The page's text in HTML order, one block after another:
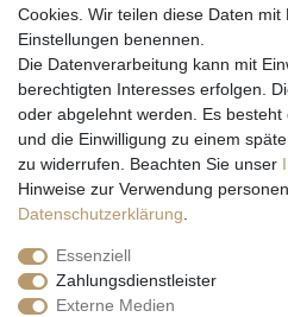
Wir
Cookies. Wir teilen diese Daten mit
Einstellungen benennen.
Die Datenverarbeitung kann mit
berechtigten Interesses erfolgen.
oder abgelehnt werden. Es
und die Einwilligung zu einem
zu widerrufen. Beachten Sie unser
Hinweise zur Verwendung
Daten­schutz­erklärung
Essenziell
Zahlungsdienstleister
Externe Medien